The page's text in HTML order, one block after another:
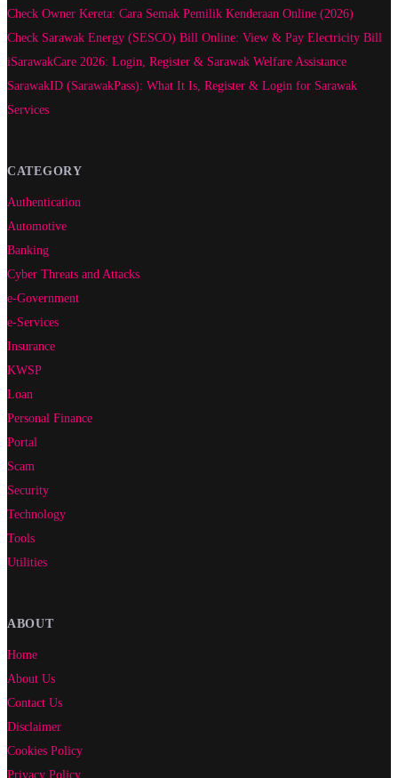
Check Owner Kereta: Cara Semak Pemilik Kenderaan Online (2026)
Check Sarawak Energy (SESCO) Bill Online: View & Pay Electricity Bill
iSarawakCare 2026: Login, Register & Sarawak Welfare Assistance
SarawakID (SarawakPass): What It Is, Register & Login for Sarawak
Services
CATEGORY
Authentication
Automotive
Banking
Cyber Threats and Attacks
e-Government
e-Services
Insurance
KWSP
Loan
Personal Finance
Portal
Scam
Security
Technology
Tools
Utilities
ABOUT
Home
About Us
Contact Us
Disclaimer
Cookies Policy
Privacy Policy